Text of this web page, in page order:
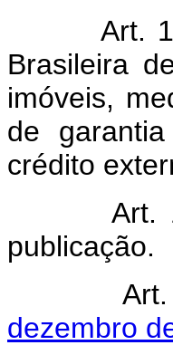
Art. 11.
Brasileira
imóveis,
de
crédito
Art. 12.
publicação.
dezembro